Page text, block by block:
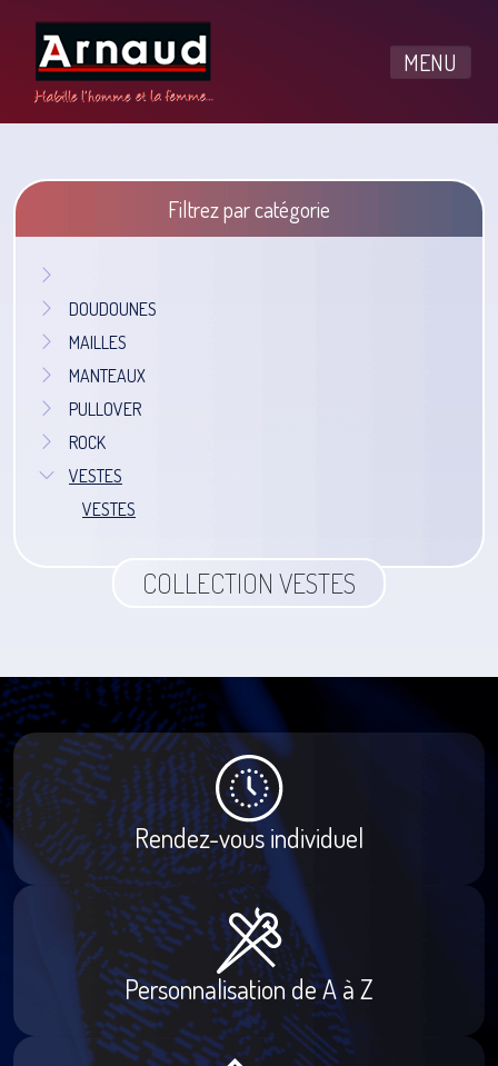
MENU
Filtrez par catégorie
DOUDOUNES
MAILLES
MANTEAUX
PULLOVER
ROCK
VESTES
VESTES
COLLECTION VESTES
Rendez-vous individuel
Personnalisation de A à Z